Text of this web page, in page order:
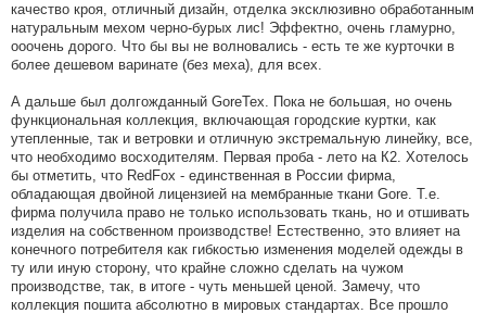
качество кроя, отличный дизайн, отделка эксклюзивно обработанным
натуральным мехом черно-бурых лис! Эффектно, очень гламурно,
ооочень дорого. Что бы вы не волновались - есть те же курточки в
более дешевом варинате (без меха), для всех.
А дальше был долгожданный GoreTex. Пока не большая, но очень
функциональная коллекция, включающая городские куртки, как
утепленные, так и ветровки и отличную экстремальную линейку, все,
что необходимо восходителям. Первая проба - лето на К2. Хотелось
бы отметить, что RedFox - единственная в России фирма,
обладающая двойной лицензией на мембранные ткани Gore. Т.е.
фирма получила право не только использовать ткань, но и отшивать
изделия на собственном производстве! Естественно, это влияет на
конечного потребителя как гибкостью изменения моделей одежды в
ту или иную сторону, что крайне сложно сделать на чужом
производстве, так, в итоге - чуть меньшей ценой. Замечу, что
коллекция пошита абсолютно в мировых стандартах. Все прошло